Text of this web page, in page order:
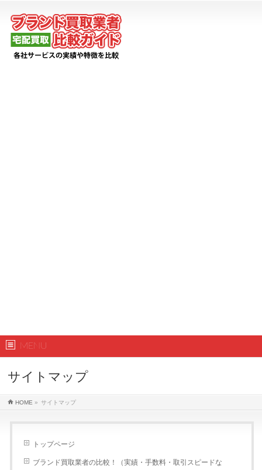
MENU
サイトマップ
HOME » サイトマップ
トップページ
ブランド買取業者の比較！（実績・手数料・取引スピードな